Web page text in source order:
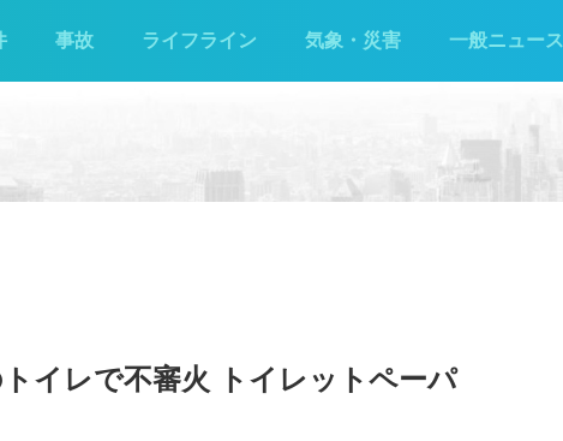
事故 ライフライン 気象・災害 一般ニュース
イレで不審火 トイレットペーパ